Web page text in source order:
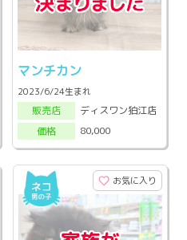
マンチカン
2023/6/24生まれ
販売店
ディスワン狛江店
価格
80,000
お気に入り